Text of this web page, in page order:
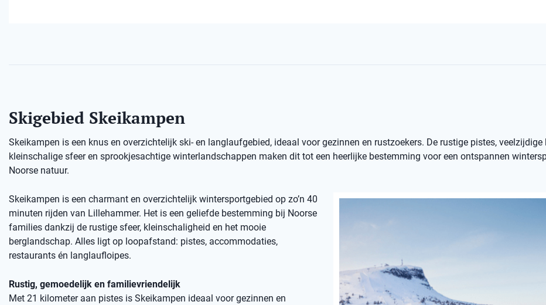
Skigebied Skeikampen
Skeikampen is een knus en overzichtelijk ski- en langlaufgebied, ideaal voor gezinnen en rustzoekers. De rustige pistes, veelzijdige
kleinschalige sfeer en sprookjesachtige winterlandschappen maken dit tot een heerlijke bestemming voor een ontspannen
Noorse natuur.
Skeikampen is een charmant en overzichtelijk wintersportgebied op zo’n 40
minuten rijden van Lillehammer. Het is een geliefde bestemming bij Noorse
families dankzij de rustige sfeer, kleinschaligheid en het mooie
berglandschap. Alles ligt op loopafstand: pistes, accommodaties,
restaurants én langlaufloipes.
Rustig, gemoedelijk en familievriendelijk
Met 21 kilometer aan pistes is Skeikampen ideaal voor gezinnen en